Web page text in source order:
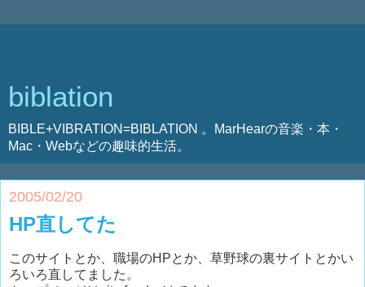
biblation
BIBLE+VIBRATION=BIBLATION 。MarHearの音楽・本・
Mac・Webなどの趣味的生活。
2005/02/20
HP直してた
このサイトとか、職場のHPとか、草野球の裏サイトとかい
ろいろ直してました。